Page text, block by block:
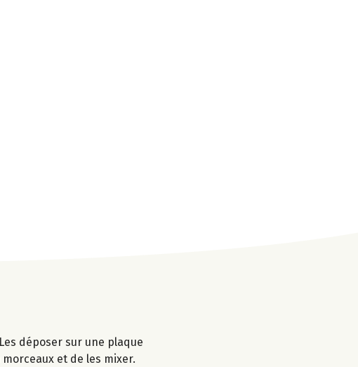
déposer sur une plaque
et de les mixer.